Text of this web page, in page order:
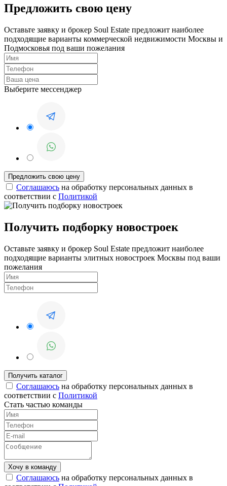
Предложить свою цену
Оставьте заявку и брокер Soul Estate предложит наиболее
подходящие варианты коммерческой недвижимости Москвы и
Подмосковья под ваши пожелания
Выберите мессенджер
Соглашаюсь на обработку персональных данных в
соответствии с Политикой
Получить подборку новостроек
Оставьте заявку и брокер Soul Estate предложит наиболее
подходящие варианты элитных новостроек Москвы под ваши
пожелания
Соглашаюсь на обработку персональных данных в
соответствии с Политикой
Стать частью команды
Соглашаюсь на обработку персональных данных в